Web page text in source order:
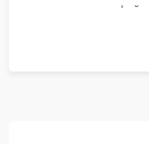
плотности
качества молочной